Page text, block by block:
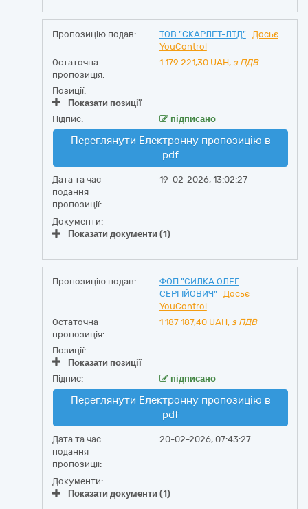
Пропозицію подав: ТОВ "СКАРЛЕТ-ЛТД"
Досьє
YouControl
Остаточна
пропозиція:
1 179 221,30 UAH, з ПДВ
Позиції:
Показати позиції
Підпис:
підписано
Переглянути Електронну пропозицію в
pdf
Дата та час
подання
пропозиції:
19-02-2026, 13:02:27
Документи:
Показати документи (1)
Пропозицію подав:
ФОП "СИЛКА ОЛЕГ
СЕРГІЙОВИЧ"
Досьє
YouControl
Остаточна
пропозиція:
1 187 187,40 UAH, з ПДВ
Позиції:
Показати позиції
Підпис:
підписано
Переглянути Електронну пропозицію в
pdf
Дата та час
подання
пропозиції:
20-02-2026, 07:43:27
Документи:
Показати документи (1)